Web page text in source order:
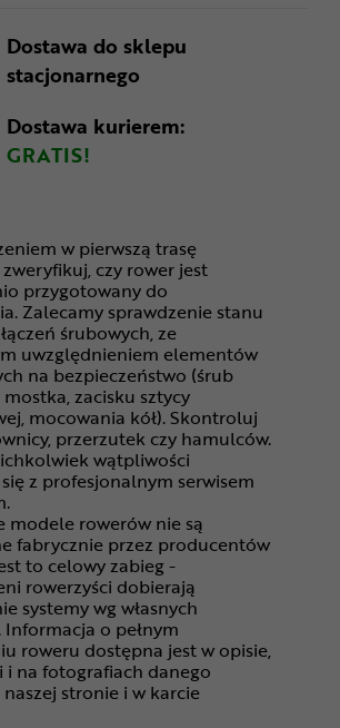
Dostawa do sklepu
stacjonarnego
Dostawa kurierem:
GRATIS!
w pierwszą trasę
czy rower jest
przygotowany do
Zalecamy sprawdzenie stanu
śrubowych, ze
uwzględnieniem elementów
na bezpieczeństwo (śrub
zacisku sztycy
mocowania kół). Skontroluj
przerzutek czy hamulców.
wątpliwości
z profesjonalnym serwisem
modele rowerów nie są
fabrycznie przez producentów
to celowy zabieg -
rowerzyści dobierają
systemy wg własnych
o pełnym
roweru dostępna jest w opisie,
i na fotografiach danego
stronie i w karcie